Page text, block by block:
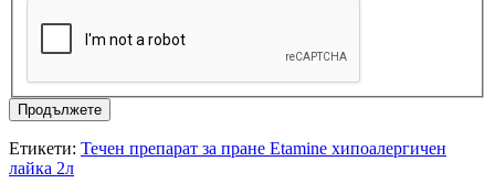
Продължете
Етикети: Течен препарат за пране Etamine хипоалергичен
лайка 2л